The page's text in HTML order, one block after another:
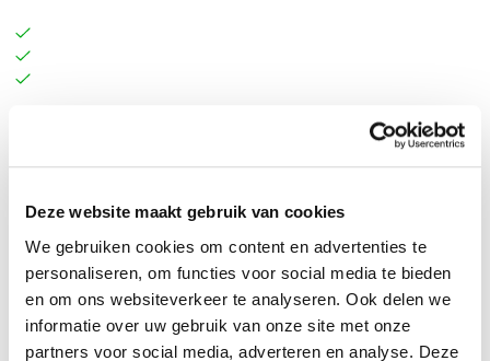
Deze website maakt gebruik van cookies
We gebruiken cookies om content en advertenties te
personaliseren, om functies voor social media te bieden
en om ons websiteverkeer te analyseren. Ook delen we
informatie over uw gebruik van onze site met onze
partners voor social media, adverteren en analyse. Deze